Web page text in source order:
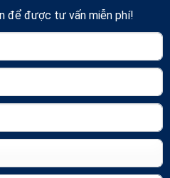
để được tư vấn miễn phí!